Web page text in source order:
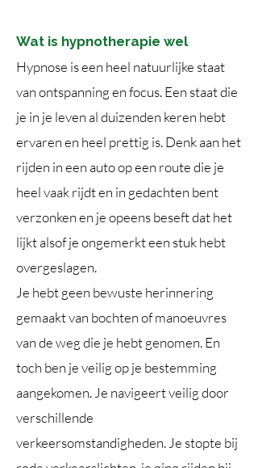
Wat is hypnotherapie wel
Hypnose is een heel natuurlijke staat
van ontspanning en focus. Een staat die
je in je leven al duizenden keren hebt
ervaren en heel prettig is. Denk aan het
rijden in een auto op een route die je
heel vaak rijdt en in gedachten bent
verzonken en je opeens beseft dat het
lijkt alsof je ongemerkt een stuk hebt
overgeslagen.
Je hebt geen bewuste herinnering
gemaakt van bochten of manoeuvres
van de weg die je hebt genomen. En
toch ben je veilig op je bestemming
aangekomen. Je navigeert veilig door
verschillende
verkeersomstandigheden. Je stopte bij